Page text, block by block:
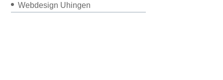
Webdesign Uhingen